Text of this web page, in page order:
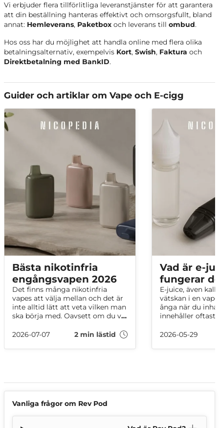
REV POD MAX Strawberry Split
REV POD MAX Pineapple
Lemonade
REV POD MAX Mojito Menthol Mojito och mentol
REV POD MAX Menthol
REV POD MAX Grape Freeze
REV POD MAX Double Apple
REV POD MAX Blueberry Pommz Blåbär och granatäpple
REV POD MAX Blueberry Cherry
Cranberry
Blåbär, körsbär och
REV POD MAX Blackcurrant
Menthol
Svarta vinbär och
REV POD MAX Cherry Cola Körsbär och cola
Vi erbjuder flera tillförlitliga leveranstjänster för att garantera
att din beställning hanteras effektivt och omsorgsfullt, bland
annat: Hemleverans, Paketbox och leverans till ombud.
Hos oss har du möjlighet att handla online med flera olika
betalningsalternativ, exempelvis Kort, Swish, Faktura och
Direktbetalning med BankID.
Guider och artiklar om Vape och E-cigg
Bästa nikotinfria
engångsvapen 2026
Det finns många nikotinfria
vapes att välja mellan och det är
inte alltid lätt att veta vilken man
ska börja med. Oavsett om du vill
variera mellan olika vapes, här
alternativen i vårt sortiment just
2026-07-07 2 min lästid
Vad är e-
fungerar
E-juice, även
vätskan i en
ånga när du
innehåller oftast
smakämnen
juice!
2026-05-29
Vanliga frågor om Rev Pod